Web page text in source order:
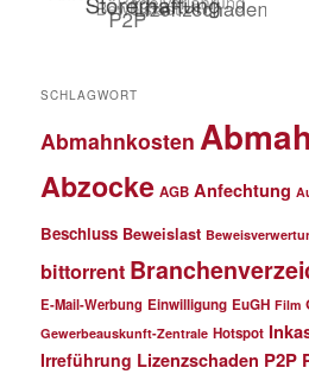
SCHLAGWORT
Abmahnkosten
Abzocke AGB Anfechtung
Beschluss Beweislast
bittorrent
E-Mail-Werbung Einwilligung EuGH Film
Gewerbeauskunft-Zentrale Hotspot
Irreführung Lizenzschaden P2P